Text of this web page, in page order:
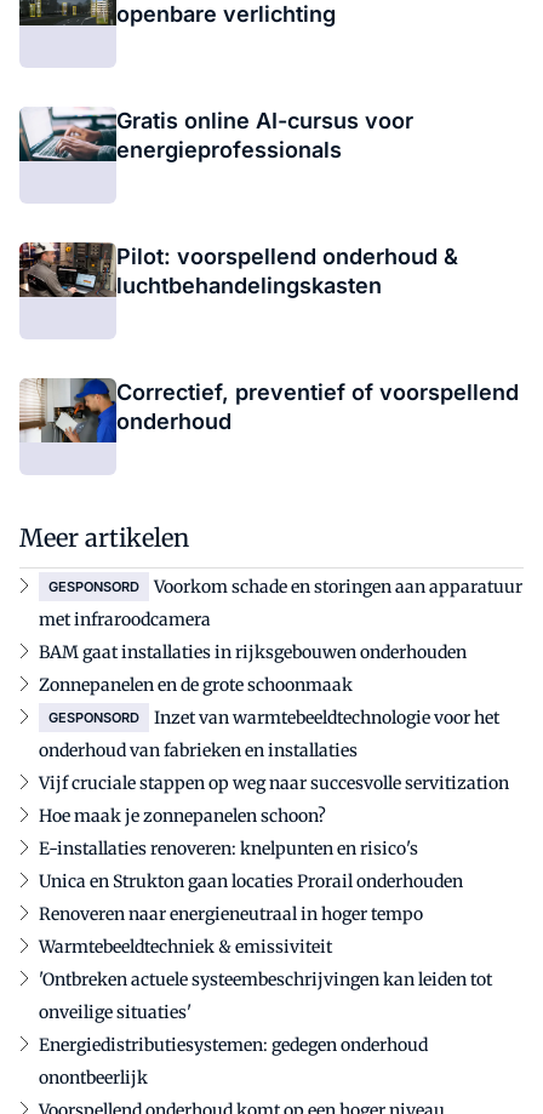
openbare verlichting
Gratis online AI-cursus voor
energieprofessionals
Pilot: voorspellend onderhoud &
luchtbehandelingskasten
Correctief, preventief of voorspellend
onderhoud
Meer artikelen
GESPONSORD
Voorkom schade en storingen aan apparatuur
met infraroodcamera
BAM gaat installaties in rijksgebouwen onderhouden
Zonnepanelen en de grote schoonmaak
GESPONSORD
Inzet van warmtebeeldtechnologie voor het
onderhoud van fabrieken en installaties
Vijf cruciale stappen op weg naar succesvolle servitization
Hoe maak je zonnepanelen schoon?
E-installaties renoveren: knelpunten en risico's
Unica en Strukton gaan locaties Prorail onderhouden
Renoveren naar energieneutraal in hoger tempo
Warmtebeeldtechniek & emissiviteit
'Ontbreken actuele systeembeschrijvingen kan leiden tot
onveilige situaties'
Energiedistributiesystemen: gedegen onderhoud
onontbeerlijk